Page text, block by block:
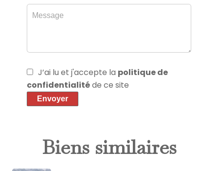
J’ai lu et j'accepte la politique de
confidentialitéde ce site
Envoyer
Biens similaires